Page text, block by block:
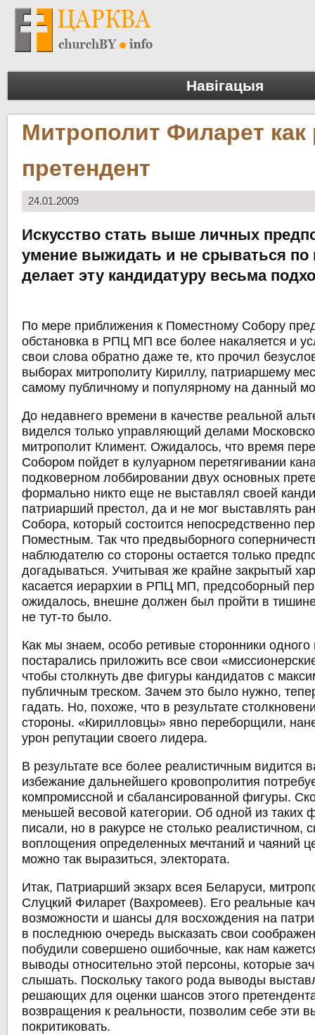
Навігацыя
Митрополит Филарет
претендент
24.01.2009
Искусство стать выше личных
умение выжидать и не срываться по
делает эту кандидатуру весьма
По мере приближения к Поместному Собору
обстановка в РПЦ МП все более накаляется и
свои слова обратно даже те, кто прочил
выборах митрополиту Кириллу, патриаршему
самому публичному и популярному на данный
До недавнего времени в качестве реальной
виделся только управляющий делами
митрополит Климент. Ожидалось, что время
Собором пойдет в кулуарном перетягивании
подковерном лоббировании двух основных
формально никто еще не выставлял своей
патриарший престол, да и не мог выставлять
Собора, который состоится непосредственно
Поместным. Так что предвыборного
наблюдателю со стороны остается только
догадываться. Учитывая же крайне закрытый
касается иерархии в РПЦ МП, предсоборный
ожидалось, внешне должен был пройти в
не тут-то было.
Как мы знаем, особо ретивые сторонники одного
постарались приложить все свои
чтобы столкнуть две фигуры кандидатов с
публичным треском. Зачем это было нужно,
гадать. Но, похоже, что в результате
стороны. «Кирилловцы» явно переборщили,
урон репутации своего лидера.
В результате все более реалистичным видится
избежание дальнейшего кровопролития
компромиссной и сбалансированной фигуры.
меньшей весовой категории. Об одной из таких
писали, но в ракурсе не столько реалистичном,
воплощения определенных мечтаний и чаяний
можно так выразиться, электората.
Итак, Патриарший экзарх всея Беларуси,
Слуцкий Филарет (Вахромеев). Его реальные
возможности и шансы для восхождения на
в последнюю очередь высказать свои
побудили совершено ошибочные, как нам
выводы относительно этой персоны, которые
слышать. Поскольку такого рода выводы
решающих для оценки шансов этого
возвращения к реальности, позволим себе эти
покритиковать.